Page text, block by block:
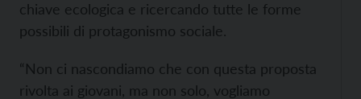
chiave ecologica e ricercando tutte le forme
possibili di protagonismo sociale.
“Non ci nascondiamo che con questa proposta
rivolta ai giovani, ma non solo, vogliamo